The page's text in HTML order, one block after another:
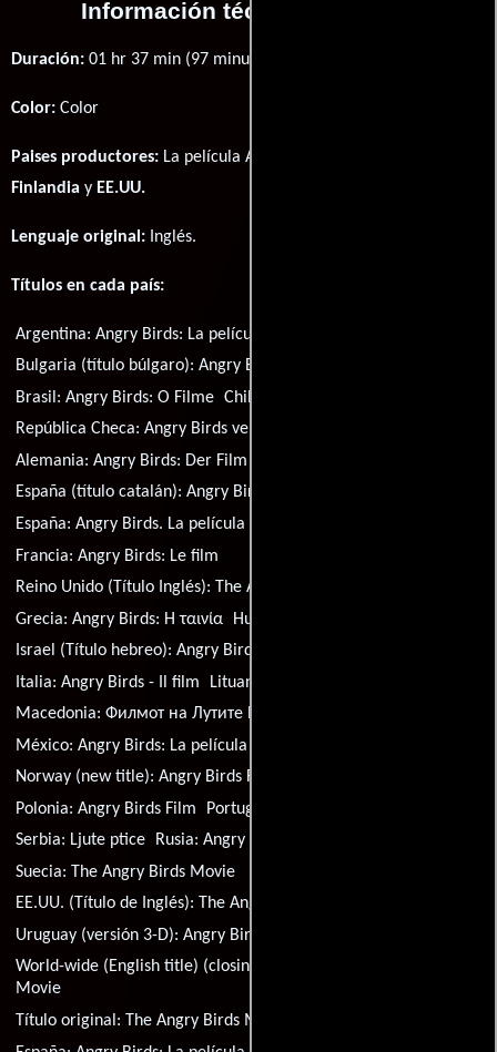
Información técnica y general
Duración: 01 hr 37 min (97 minutos) .
Color: Color
Paises productores: La película Angry Birds fué producida en
Finlandia y EE.UU.
Lenguaje original: Inglés.
Títulos en cada país:
Argentina:Angry Birds: La película
Bulgaria (título búlgaro):Angry Birds: Филмът
Brasil:Angry Birds: O Filme Chile:
República Checa:Angry Birds ve filmu
Alemania:Angry Birds: Der Film
España (título catalán):Angry Birds. La pel·lícula
España:Angry Birds. La película
Francia:Angry Birds: Le film
Reino Unido (Título Inglés): The Angry Birds Movie
Grecia:Angry Birds: Η ταινία Hungría:
Israel (Título hebreo):Angry Birds: ha'seret
Italia:Angry Birds - Il film Lituania:
Macedonia:Филмот на Лутите Птици
México:Angry Birds: La película
Norway (new title):Angry Birds Filmen
Polonia:Angry Birds Film Portugal:
Serbia: Ljute ptice Rusia: Angry Birds в кино
Suecia: The Angry Birds Movie
EE.UU. (Título de Inglés): The Angry Birds Movie
Uruguay (versión 3-D):Angry Birds: La película
World-wide (English title) (closing credits title):
Movie
Título original: The Angry Birds Movie